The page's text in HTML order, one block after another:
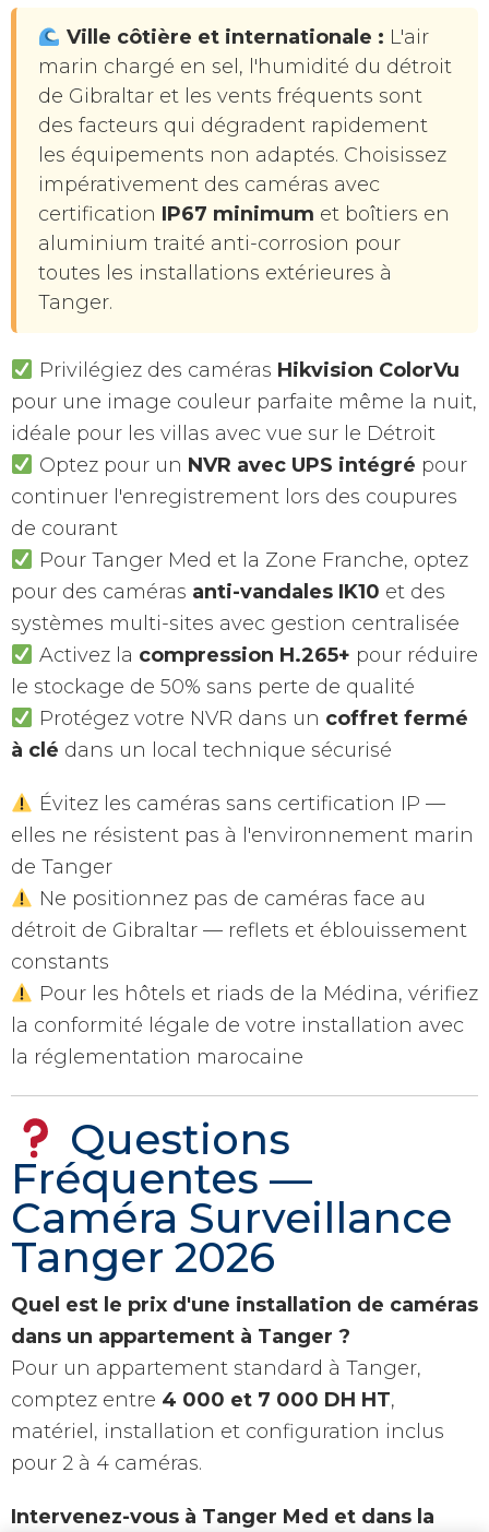
Ville côtière et internationale : L'air
marin chargé en sel, l'humidité du détroit
de Gibraltar et les vents fréquents sont
des facteurs qui dégradent rapidement
les équipements non adaptés. Choisissez
impérativement des caméras avec
certification IP67 minimum et boîtiers en
aluminium traité anti-corrosion pour
toutes les installations extérieures à
Tanger.
Privilégiez des caméras Hikvision ColorVu
pour une image couleur parfaite même la nuit,
idéale pour les villas avec vue sur le Détroit
Optez pour un NVR avec UPS intégré pour
continuer l'enregistrement lors des coupures
de courant
Pour Tanger Med et la Zone Franche, optez
pour des caméras anti-vandales IK10 et des
systèmes multi-sites avec gestion centralisée
Activez la compression H.265+ pour réduire
le stockage de 50% sans perte de qualité
Protégez votre NVR dans un coffret fermé
à clé dans un local technique sécurisé
Évitez les caméras sans certification IP —
elles ne résistent pas à l'environnement marin
de Tanger
Ne positionnez pas de caméras face au
détroit de Gibraltar — reflets et éblouissement
constants
Pour les hôtels et riads de la Médina, vérifiez
la conformité légale de votre installation avec
la réglementation marocaine
Questions
Fréquentes —
Caméra Surveillance
Tanger 2026
Quel est le prix d'une installation de caméras
dans un appartement à Tanger ?
Pour un appartement standard à Tanger,
comptez entre 4 000 et 7 000 DH HT,
matériel, installation et configuration inclus
pour 2 à 4 caméras.
Intervenez-vous à Tanger Med et dans la